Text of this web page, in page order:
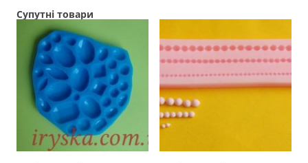
Супутні товари